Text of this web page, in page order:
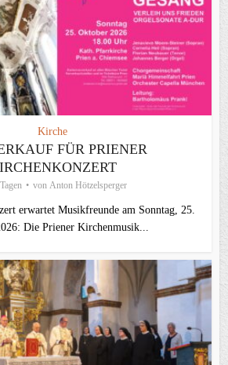
Kirche
FÜR PRIENER
von Anton Hötzelsperger
erwartet Musikfreunde am Sonntag, 25.
Die Priener Kirchenmusik...